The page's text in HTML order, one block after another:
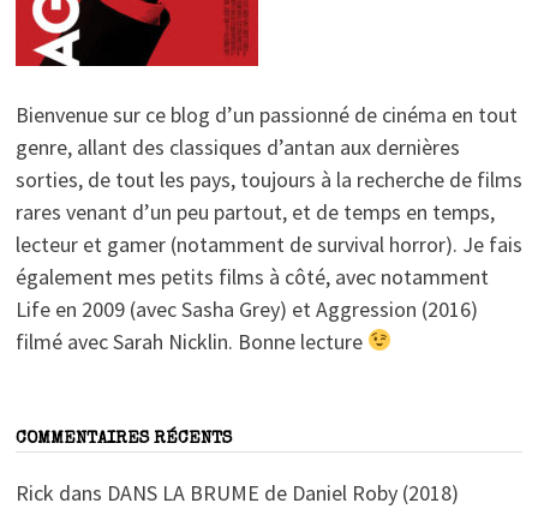
Bienvenue sur ce blog d’un passionné de cinéma en tout
genre, allant des classiques d’antan aux dernières
sorties, de tout les pays, toujours à la recherche de films
rares venant d’un peu partout, et de temps en temps,
lecteur et gamer (notamment de survival horror). Je fais
également mes petits films à côté, avec notamment
Life en 2009 (avec Sasha Grey) et Aggression (2016)
filmé avec Sarah Nicklin. Bonne lecture
COMMENTAIRES RÉCENTS
Rick dans DANS LA BRUME de Daniel Roby (2018)